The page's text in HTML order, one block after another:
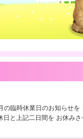
の臨時休業日のお知らせ
と上記二日間を お休み